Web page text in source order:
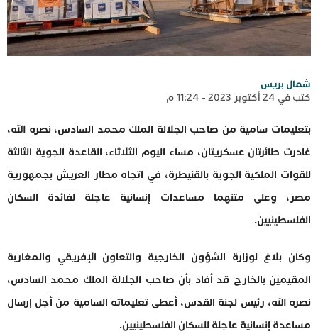
شمال بريس
كتب في 24 أكتوبر 2023 - 11:24 م
بتعليمات سامية من صاحب الجلالة الملك محمد السادس، نصره الله،
غادرت طائرتان عسكريتان، مساء اليوم الثلاثاء، القاعدة الجوية الثالثة
للقوات الملكية الجوية بالقنيطرة، في اتجاه مطار العريش بجمهورية
مصر، وعلى متنهما مساعدات إنسانية عاجلة لفائدة السكان
الفلسطينيين.
وكان بلاغ لوزارة الشؤون الخارجية والتعاون الإفريقي والمغاربة
المقيمين بالخارج قد أفاد بأن صاحب الجلالة الملك محمد السادس،
نصره الله، رئيس لجنة القدس، أعطى تعليماته السامية من أجل إرسال
مساعدة إنسانية عاجلة للسكان الفلسطينيين.